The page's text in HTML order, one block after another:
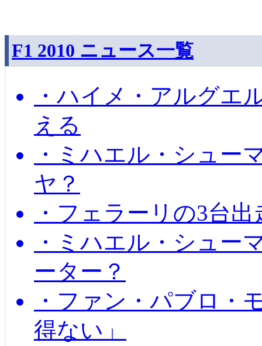
F1 2010 ニュース一覧
・ハイメ・アルグエ
える
・ミハエル・シュー
ヤ？
・フェラーリの3台
・ミハエル・シュー
ーター？
・ファン・パブロ・
得ない」